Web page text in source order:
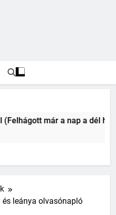
már a nap a dél hév
és leánya olvasónapló